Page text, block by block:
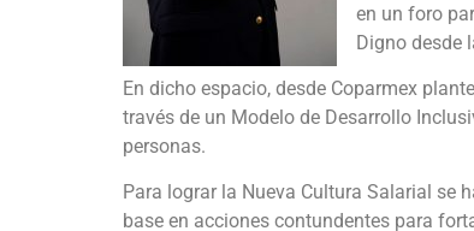
en un foro
Digno desde
En dicho espacio, desde Coparmex
través de un Modelo de Desarrollo
personas.
Para lograr la Nueva Cultura Salarial
base en acciones contundentes para